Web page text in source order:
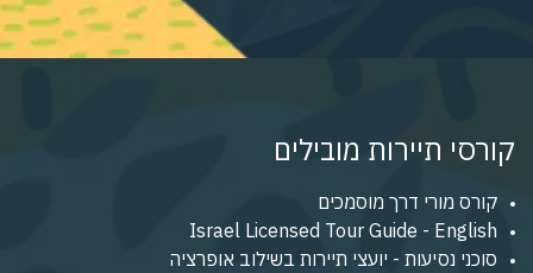
קורסי תיירות מובילים
קורס מורי דרך מוסמכים
Israel Licensed Tour Guide - English
סוכני נסיעות - יועצי תיירות בשילוב אופרציה